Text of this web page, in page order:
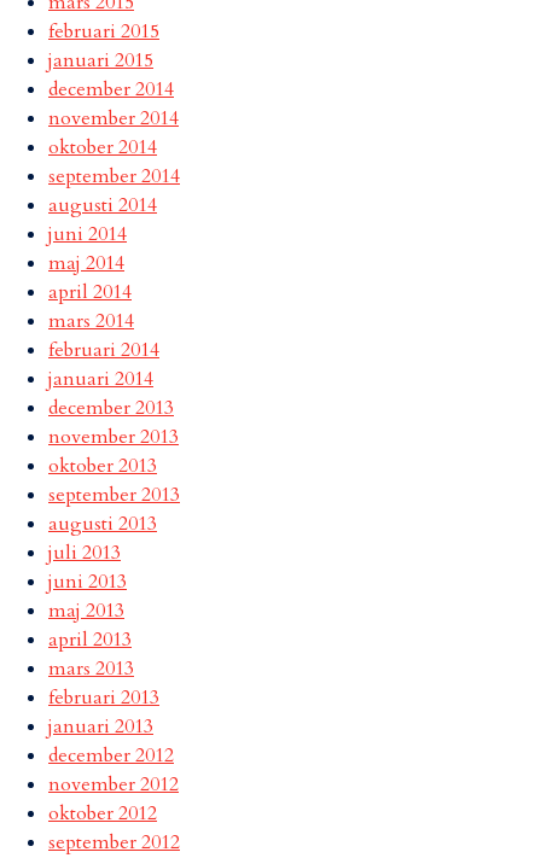
februari 2015
januari 2015
december 2014
november 2014
oktober 2014
september 2014
augusti 2014
juni 2014
maj 2014
april 2014
mars 2014
februari 2014
januari 2014
december 2013
november 2013
oktober 2013
september 2013
augusti 2013
juli 2013
juni 2013
maj 2013
april 2013
mars 2013
februari 2013
januari 2013
december 2012
november 2012
oktober 2012
september 2012